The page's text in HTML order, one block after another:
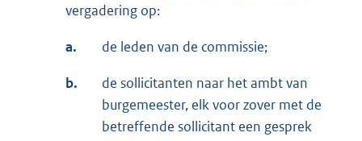
vergadering op:
a. de leden van de commissie;
b.
de sollicitanten naar het ambt van
burgemeester, elk voor zover met de
betreffende sollicitant een gesprek